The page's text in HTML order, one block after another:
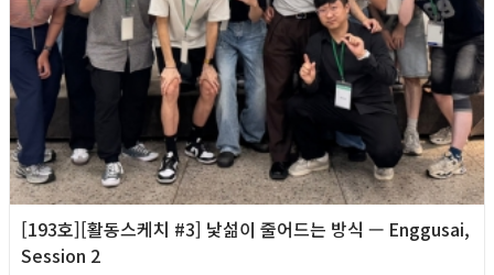
[193호][활동스케치 #3] 낯섦이 줄어드는 방식 — Enggusai,
Session 2